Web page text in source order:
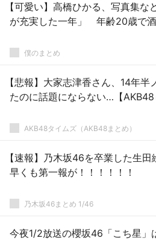
【可愛い】高橋ひかる、写真集な
が充実した一年」 年齢20歳で
僕のまとめ
【悲報】大家志津香さん、14年
たのに話題にならない…【AKB48
AKB48タイムズ（AKB48まとめ）
【速報】乃木坂46を卒業した生田
早くも第一報が！！！！！！
乃木坂46まとめ 1/46
今夜1/2放送の櫻坂46「こち星」